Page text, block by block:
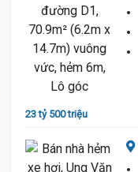
23 tỷ 500 triệu